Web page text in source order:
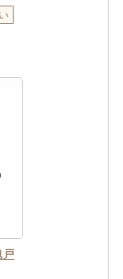
戸